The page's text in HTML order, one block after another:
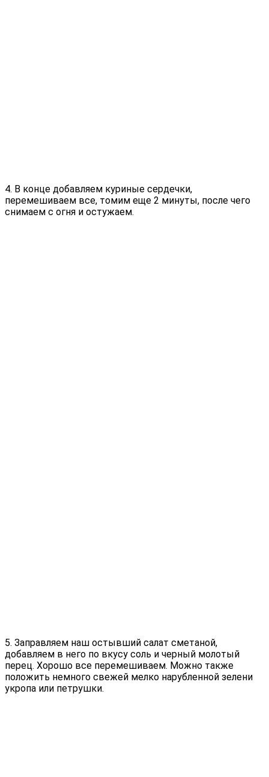
4. В конце добавляем куриные сердечки,
перемешиваем все, томим еще 2 минуты, после чего
снимаем с огня и остужаем.
5. Заправляем наш остывший салат сметаной,
добавляем в него по вкусу соль и черный молотый
перец. Хорошо все перемешиваем. Можно также
положить немного свежей мелко нарубленной зелени
укропа или петрушки.